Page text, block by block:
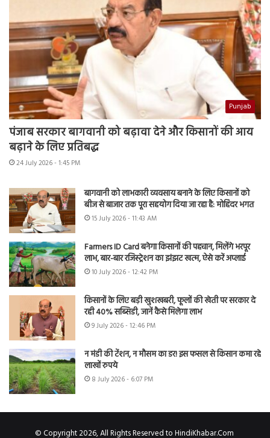
Punjab
पंजाब सरकार बागवानी को बढ़ावा देने और किसानों की आय
बढ़ाने के लिए प्रतिबद्ध
24 July 2026 - 1:45 PM
बागवानी को लाभकारी व्यवसाय बनाने के लिए किसानों को
बीज से बाजार तक पूरा सहयोग दिया जा रहा है: मोहिंदर भगत
15 July 2026 - 11:43 AM
Farmers ID Card बनेगा किसानों की पहचान, मिलेंगे भरपूर
लाभ, बार-बार रजिस्ट्रेशन का झंझट खत्म, ऐसे करें अप्लाई
10 July 2026 - 12:42 PM
किसानों के लिए बड़ी खुशखबरी, फूलों की खेती पर सरकार दे
रही 40% सब्सिडी, जानें कैसे मिलेगा लाभ
9 July 2026 - 12:46 PM
न मंडी की टेंशन, न मौसम का डर! इस फसल से किसान कमा रहे
लाखों रुपये
8 July 2026 - 6:07 PM
© Copyright 2026, All Rights Reserved to HindiKhabar.Com